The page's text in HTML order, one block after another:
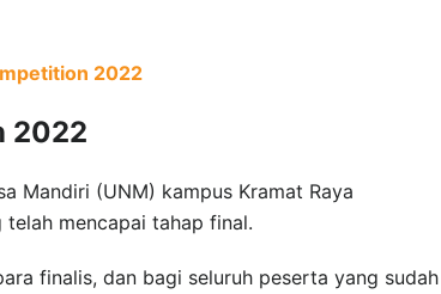
2022
2022
Mandiri (UNM) kampus Kramat Raya
mencapai tahap final.
finalis, dan bagi seluruh peserta yang sudah